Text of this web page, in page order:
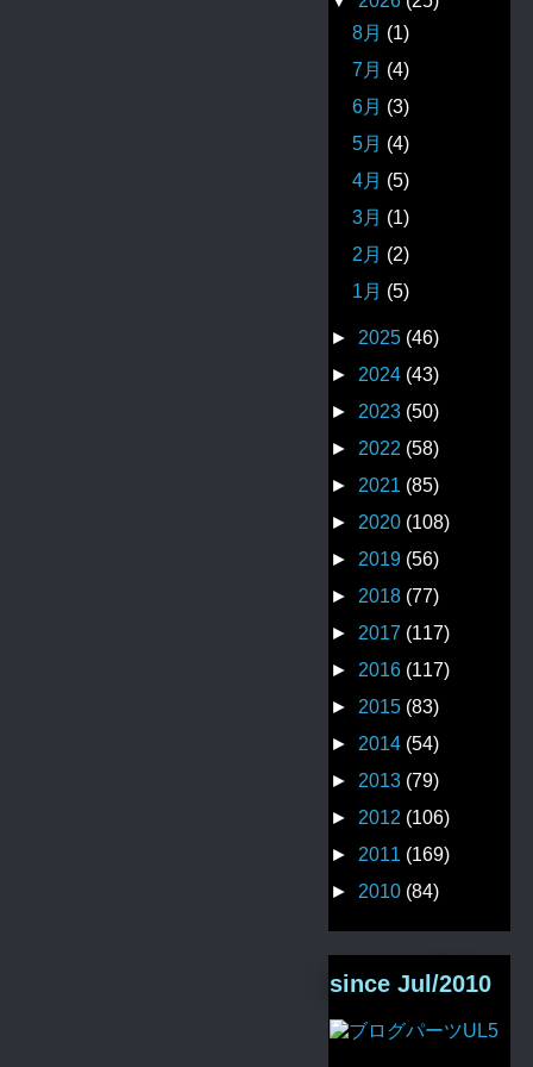
8月 (1)
7月 (4)
6月 (3)
5月 (4)
4月 (5)
3月 (1)
2月 (2)
1月 (5)
► 2025 (46)
► 2024 (43)
► 2023 (50)
► 2022 (58)
► 2021 (85)
► 2020 (108)
► 2019 (56)
► 2018 (77)
► 2017 (117)
► 2016 (117)
► 2015 (83)
► 2014 (54)
► 2013 (79)
► 2012 (106)
► 2011 (169)
► 2010 (84)
since Jul/2010